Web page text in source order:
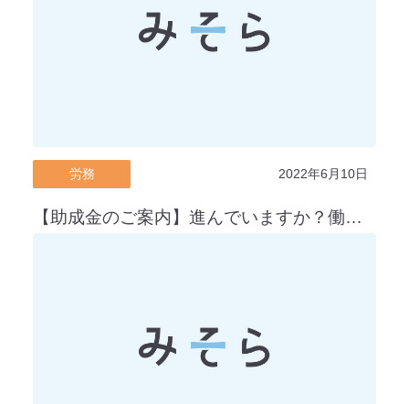
労務 2022年6月10日
【助成金のご案内】進んでいますか？働き方改革